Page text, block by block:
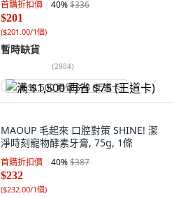
首購折扣價 40%$336
$201
($201.00/1個)
暫時缺貨
(2984)
满 $1,500 再省 $75 (王道卡)
MAOUP 毛起來 口腔對策 SHINE! 潔
淨時刻寵物酵素牙膏, 75g, 1條
首購折扣價 40%$387
$232
($232.00/1個)